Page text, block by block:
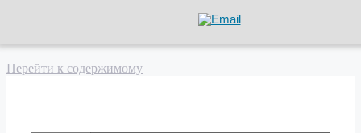
Перейти к содержимому